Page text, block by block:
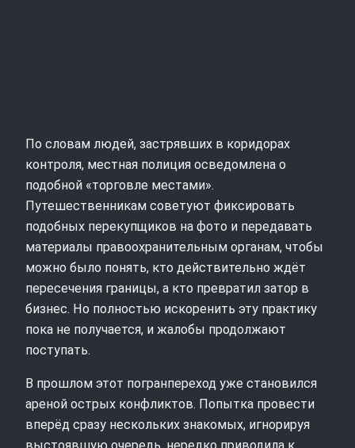
По словам людей, застрявших в коридорах
контроля, местная полиция осведомлена о
подобной «торговле местами».
Путешественникам советуют фиксировать
подобных перекупщиков на фото и передавать
материалы правоохранительным органам, чтобы
можно было понять, кто действительно ждёт
пересечения границы, а кто превратил затор в
бизнес. Но полностью искоренить эту практику
пока не получается, и жалобы продолжают
поступать.
В прошлом этот погранпереход уже становился
ареной острых конфликтов. Попытка провести
вперёд сразу нескольких знакомых, игнорируя